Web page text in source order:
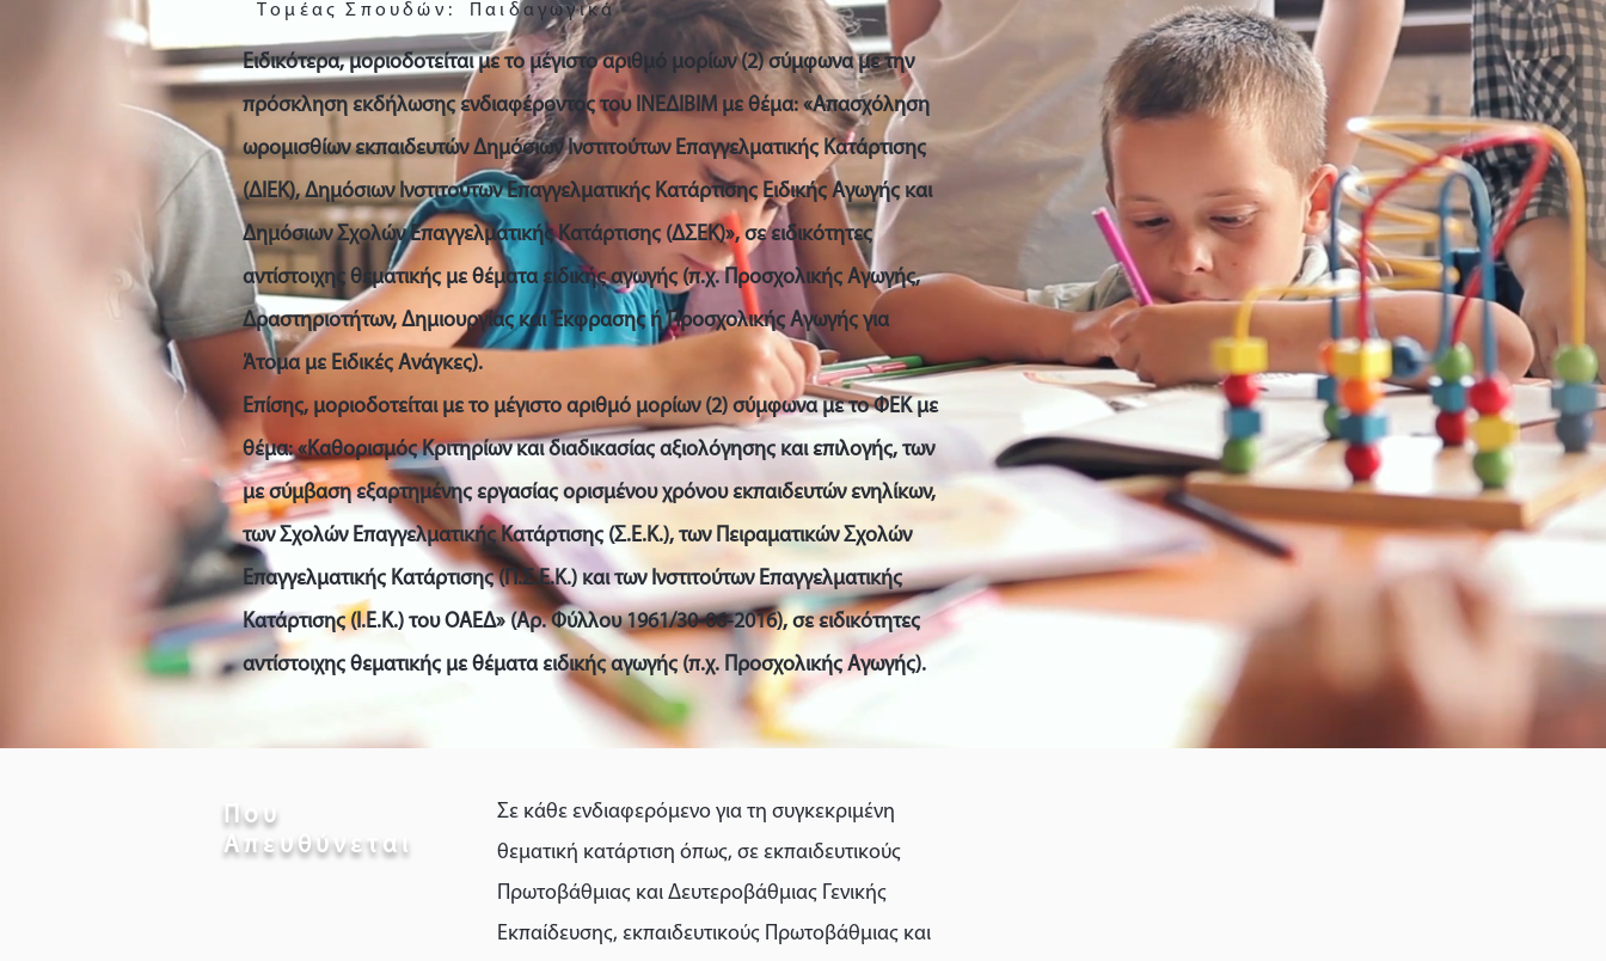
Τομέας Σπουδών: Παιδαγωγικά
Ειδικότερα, μοριοδοτείται με το μέγιστο αριθμό μορίων (2) σύμφωνα με την
πρόσκληση εκδήλωσης ενδιαφέροντος του ΙΝΕΔΙΒΙΜ με θέμα: «Απασχόληση
ωρομισθίων εκπαιδευτών Δημόσιων Ινστιτούτων Επαγγελματικής Κατάρτισης
(ΔΙΕΚ), Δημόσιων Ινστιτούτων Επαγγελματικής Κατάρτισης Ειδικής Αγωγής και
Δημόσιων Σχολών Επαγγελματικής Κατάρτισης (ΔΣΕΚ)», σε ειδικότητες
αντίστοιχης θεματικής με θέματα ειδικής αγωγής (π.χ. Προσχολικής Αγωγής,
Δραστηριοτήτων, Δημιουργίας και Έκφρασης ή Προσχολικής Αγωγής για
Άτομα με Ειδικές Ανάγκες).
Επίσης, μοριοδοτείται με το μέγιστο αριθμό μορίων (2) σύμφωνα με το ΦΕΚ με
θέμα: «Καθορισμός Κριτηρίων και διαδικασίας αξιολόγησης και επιλογής, των
με σύμβαση εξαρτημένης εργασίας ορισμένου χρόνου εκπαιδευτών ενηλίκων,
των Σχολών Επαγγελματικής Κατάρτισης (Σ.Ε.Κ.), των Πειραματικών Σχολών
Επαγγελματικής Κατάρτισης (Π.Σ.Ε.Κ.) και των Ινστιτούτων Επαγγελματικής
Κατάρτισης (Ι.Ε.Κ.) του ΟΑΕΔ» (Αρ. Φύλλου 1961/30-06-2016), σε ειδικότητες
αντίστοιχης θεματικής με θέματα ειδικής αγωγής (π.χ. Προσχολικής Αγωγής).
Που
Απευθύνεται
Σε κάθε ενδιαφερόμενο για τη συγκεκριμένη
θεματική κατάρτιση όπως, σε εκπαιδευτικούς
Πρωτοβάθμιας και Δευτεροβάθμιας Γενικής
Εκπαίδευσης, εκπαιδευτικούς Πρωτοβάθμιας και